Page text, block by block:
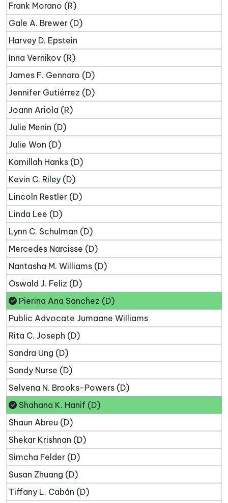
Frank Morano (R)
Gale A. Brewer (D)
Harvey D. Epstein
Inna Vernikov (R)
James F. Gennaro (D)
Jennifer Gutiérrez (D)
Joann Ariola (R)
Julie Menin (D)
Julie Won (D)
Kamillah Hanks (D)
Kevin C. Riley (D)
Lincoln Restler (D)
Linda Lee (D)
Lynn C. Schulman (D)
Mercedes Narcisse (D)
Nantasha M. Williams (D)
Oswald J. Feliz (D)
Pierina Ana Sanchez (D)
Public Advocate Jumaane Williams
Rita C. Joseph (D)
Sandra Ung (D)
Sandy Nurse (D)
Selvena N. Brooks-Powers (D)
Shahana K. Hanif (D)
Shaun Abreu (D)
Shekar Krishnan (D)
Simcha Felder (D)
Susan Zhuang (D)
Tiffany L. Cabán (D)